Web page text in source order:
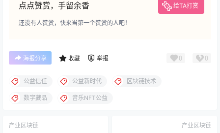
点点赞赏，手留余香 给TA打赏
还没有人赞赏，快来当第一个赞赏的人吧！
海报分享 收藏 举报 0 0
公益信任 公益新时代 区块链技术
数字藏品 音乐NFT公益
产业区块链 产业区块链